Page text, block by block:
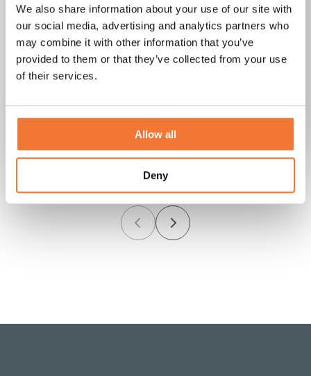
We also share information about your use of our site with
our social media, advertising and analytics partners who
may combine it with other information that you’ve
provided to them or that they’ve collected from your use
of their services.
Allow all
Deny
Unsere Lume stößt auf
großes Interesse, wo
immer wir hingehen."
A. Stigler